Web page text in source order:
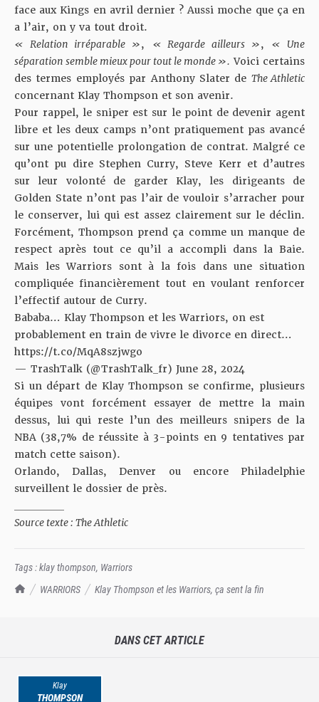
TrashTalk Actu NBA
WARRIORS Klay Thompson et les Warriors, ça sent la fin
face aux Kings en avril dernier ? Aussi moche que ça en
a l’air, on y va tout droit.
« Relation irréparable », « Regarde ailleurs », « Une
séparation semble mieux pour tout le monde ». Voici certains
des termes employés par Anthony Slater de The Athletic
concernant Klay Thompson et son avenir.
Pour rappel, le sniper est sur le point de devenir agent
libre et les deux camps n’ont pratiquement pas avancé
sur une potentielle prolongation de contrat. Malgré ce
qu’ont pu dire Stephen Curry, Steve Kerr et d’autres
sur leur volonté de garder Klay, les dirigeants de
Golden State n’ont pas l’air de vouloir s’arracher pour
le conserver, lui qui est assez clairement sur le déclin.
Forcément, Thompson prend ça comme un manque de
respect après tout ce qu’il a accompli dans la Baie.
Mais les Warriors sont à la fois dans une situation
compliquée financièrement tout en voulant renforcer
l’effectif autour de Curry.
Bababa… Klay Thompson et les Warriors, on est
probablement en train de vivre le divorce en direct…
https://t.co/MqA8szjwgo
— TrashTalk (@TrashTalk_fr) June 28, 2024
Si un départ de Klay Thompson se confirme, plusieurs
équipes vont forcément essayer de mettre la main
dessus, lui qui reste l’un des meilleurs snipers de la
NBA (38,7% de réussite à 3-points en 9 tentatives par
match cette saison).
Orlando, Dallas, Denver ou encore Philadelphie
surveillent le dossier de près.
Source texte : The Athletic
Tags :klay thompson, Warriors
DANS CET ARTICLE
Klay
THOMPSON